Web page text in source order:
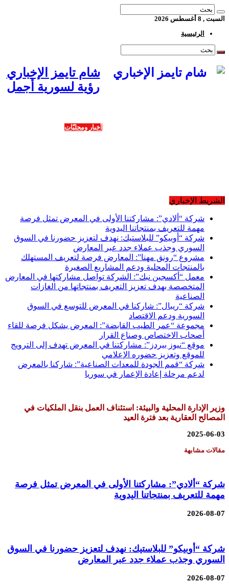
السبت , 8 أغسطس 2026
الرئيسية
شام تايمز الإخباري
رؤية لسورية أجمل
أخبار ومحليّات
الشريط الإخباري
شركة “ألادي”: مشاركتنا الأولى في المعرض تمثل فرصة
مهمة للتعريف بمنتجاتنا اليدوية
شركة “أوبيكو” للبلاستيك: نهدف لتعزيز حضورنا في السوق
السوري وجذب عملاء جدد عبر المعارض
مشروع “رونق مهنا”: المعارض فرصة لتعريف المستهلك
بالمنتجات المحلية ودعم المشاريع الصغيرة
معمل “أكسجين نبك”: الشركة تواصل مشاركتها في المعارض
المتخصصة بهدف تعزيز التعريف بمنتجاتها من الغازات
الصناعية
شركة “ريبال”: شاركنا في المعرض للتوسع في السوق
السورية ودعم الاقتصاد
مجموعة “عمر الطيب القابضة”: المعرض يشكل فرصة للقاء
أصحاب الاختصاص وصناع القرار
موقع “نيوز بيردز”: مشاركتنا في المعرض تهدف إلى الترويج
للموقع وتعزيز حضوره الإعلامي
شركة “قمم الجودة للمعدات الصناعية”: شاركنا بالمعرض
لدعم مرحلة إعادة الإعمار في سوريا
وزير الإدارة المحلية والبيئة: استئناف العمل بنقل الملكيات في
المصالح العقارية بعد فترة العيد
2025-06-03
مقالات مشابهة
شركة “ألادي”: مشاركتنا الأولى في المعرض تمثل فرصة
مهمة للتعريف بمنتجاتنا اليدوية
2026-08-07
شركة “أوبيكو” للبلاستيك: نهدف لتعزيز حضورنا في السوق
السوري وجذب عملاء جدد عبر المعارض
2026-08-07